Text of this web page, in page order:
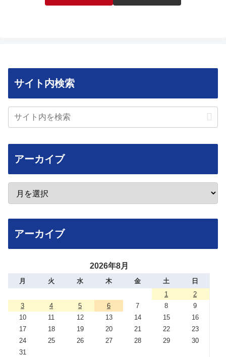
サイト内検索
アーカイブ
アーカイブ
2026年8月
月 火 水 木 金 土
日
1
2
3
4 5 6 7 8
9
10
11 12 13 14 15
16
17
18 19 20 21 22
23
24
25 26 27 28 29
30
31